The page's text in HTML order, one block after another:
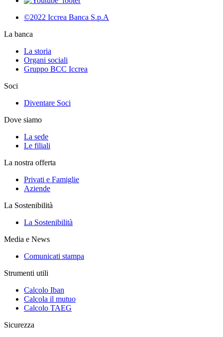
©2022 Iccrea Banca S.p.A
La banca
La storia
Organi sociali
Gruppo BCC Iccrea
Soci
Diventare Soci
Dove siamo
La sede
Le filiali
La nostra offerta
Privati e Famiglie
Aziende
La Sostenibilità
La Sostenibilità
Media e News
Comunicati stampa
Strumenti utili
Calcolo Iban
Calcola il mutuo
Calcolo TAEG
Sicurezza